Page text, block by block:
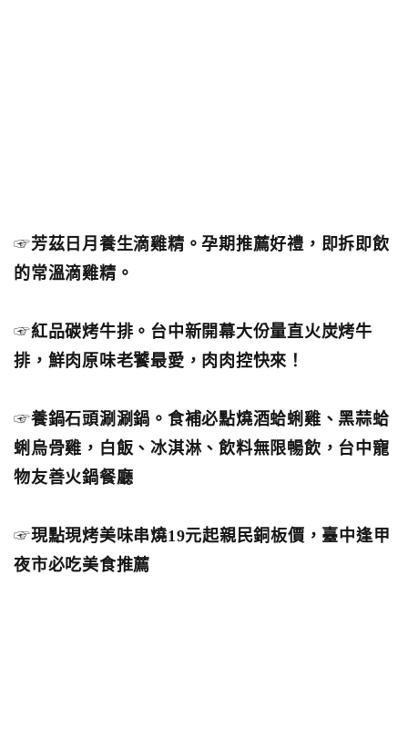
☞芳茲日月養生滴雞精。孕期推薦好禮，即拆即飲
的常溫滴雞精。
☞紅品碳烤牛排。台中新開幕大份量直火炭烤牛
排，鮮肉原味老饕最愛，肉肉控快來！
☞養鍋石頭涮涮鍋。食補必點燒酒蛤蜊雞、黑蒜蛤
蜊烏骨雞，白飯、冰淇淋、飲料無限暢飲，台中寵
物友善火鍋餐廳
☞現點現烤美味串燒19元起親民銅板價，臺中逢甲
夜市必吃美食推薦